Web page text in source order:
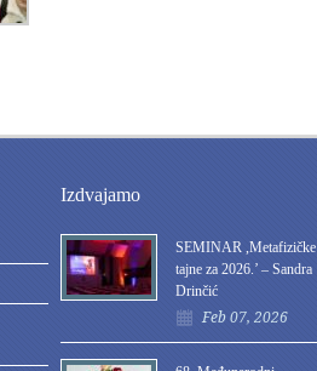
Izdvajamo
SEMINAR ,Metafizičke
tajne za 2026.’ – Sandra
Drinčić
Feb 07, 2026